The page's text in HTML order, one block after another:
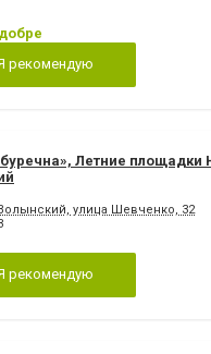
рекомендую
Летние площадки
улица Шевченко, 32
рекомендую